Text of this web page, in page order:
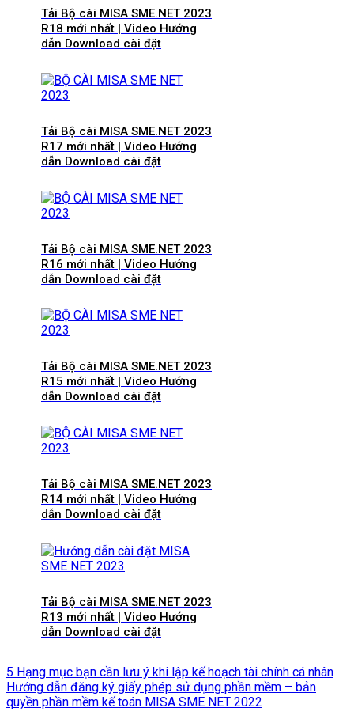
Tải Bộ cài MISA SME.NET 2023
R18 mới nhất | Video Hướng
dẫn Download cài đặt
Tải Bộ cài MISA SME.NET 2023
R17 mới nhất | Video Hướng
dẫn Download cài đặt
Tải Bộ cài MISA SME.NET 2023
R16 mới nhất | Video Hướng
dẫn Download cài đặt
Tải Bộ cài MISA SME.NET 2023
R15 mới nhất | Video Hướng
dẫn Download cài đặt
Tải Bộ cài MISA SME.NET 2023
R14 mới nhất | Video Hướng
dẫn Download cài đặt
Tải Bộ cài MISA SME.NET 2023
R13 mới nhất | Video Hướng
dẫn Download cài đặt
5 Hạng mục bạn cần lưu ý khi lập kế hoạch tài chính cá nhân
Hướng dẫn đăng ký giấy phép sử dụng phần mềm – bản
quyền phần mềm kế toán MISA SME NET 2022